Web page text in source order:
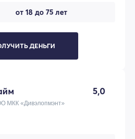
от 18 до 75 лет
ДЕНЬГИ
5,0
МКК «Дивэлопмэнт»